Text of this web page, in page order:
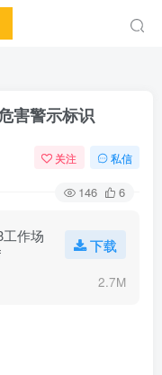
害警示标识
关注 私信
146 6
工作场
下载
2.7M